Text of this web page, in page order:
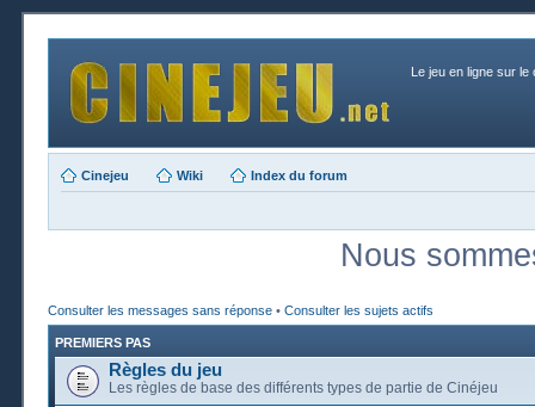
Le jeu en ligne sur le
Cinejeu Wiki Index du forum
Nous
Consulter les messages sans réponse • Consulter les sujets actifs
PREMIERS PAS
Règles du jeu
Les règles de base des différents types de partie de Cinéjeu